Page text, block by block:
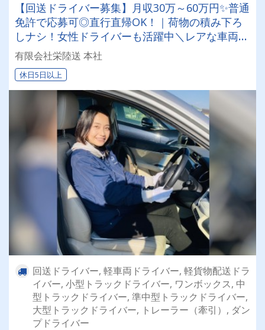
【回送ドライバー募集】月収30万～60万円✨普通
免許で応募可◎直行直帰OK！｜荷物の積み下ろ
しナシ！女性ドライバーも活躍中＼レアな車両に
乗れるチャンスも☆彡／
有限会社栄陸送 本社
休日5日以上
回送ドライバー, 軽車両ドライバー, 軽貨物配送ドラ
イバー, 小型トラックドライバー, ワンボックス, 中
型トラックドライバー, 準中型トラックドライバー,
大型トラックドライバー, トレーラー（牽引）, ダン
プドライバー